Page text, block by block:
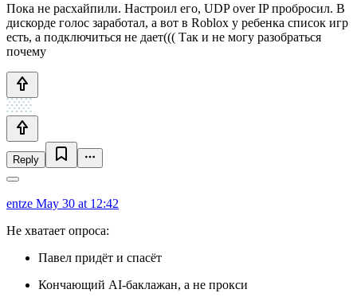
Пока не расхайпили. Настроил его, UDP over IP пробросил. В
дискорде голос заработал, а вот в Roblox у ребенка список игр
есть, а подключиться не дает((( Так и не могу разобраться
почему
Reply
entze May 30 at 12:42
Не хватает опроса:
Павел придёт и спасёт
Кончающий AI-баклажан, а не прокси